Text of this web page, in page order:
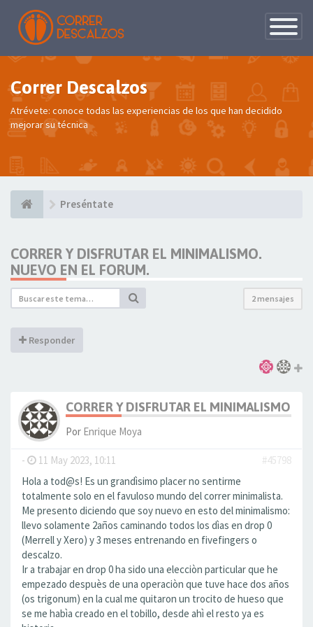
de
Correr Descalzos
Atrévete: conoce todas las experiencias de los que han decidido
mejorar su técnica
Preséntate
CORRER Y DISFRUTAR EL MINIMALISMO.
NUEVO EN EL FORUM.
2 mensajes
Responder
CORRER Y DISFRUTAR EL MINIMALISMO.
Por Enrique Moya
- 11 May 2023, 10:11
#45798
Hola a tod@s! Es un grandìsimo placer no sentirme
totalmente solo en el favuloso mundo del correr minimalista.
Me presento diciendo que soy nuevo en esto del minimalismo:
llevo solamente 2años caminando todos los dìas en drop 0
(Merrell y Xero) y 3 meses entrenando en fivefingers o
descalzo.
Ir a trabajar en drop 0 ha sido una elecciòn particular que he
empezado despuès de una operaciòn que tuve hace dos años
(os trigonum) en la cual me quitaron un trocito de hueso que
se me habìa creado en el tobillo, desde ahì el resto ya es